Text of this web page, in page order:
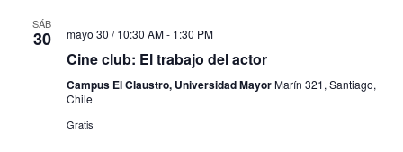
SÁB
30 mayo 30 / 10:30 AM- 1:30 PM
Cine club: El trabajo del actor
Campus El Claustro, Universidad MayorMarín 321, Santiago,
Chile
Gratis